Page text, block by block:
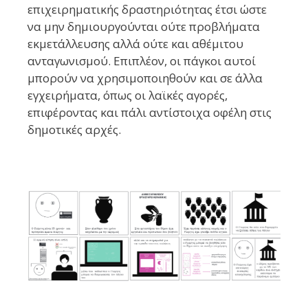
επιχειρηματικής δραστηριότητας έτσι ώστε
να μην δημιουργούνται ούτε προβλήματα
εκμετάλλευσης αλλά ούτε και αθέμιτου
ανταγωνισμού. Επιπλέον, οι πάγκοι αυτοί
μπορούν να χρησιμοποιηθούν και σε άλλα
εγχειρήματα, όπως οι λαϊκές αγορές,
επιφέροντας και πάλι αντίστοιχα οφέλη στις
δημοτικές αρχές.